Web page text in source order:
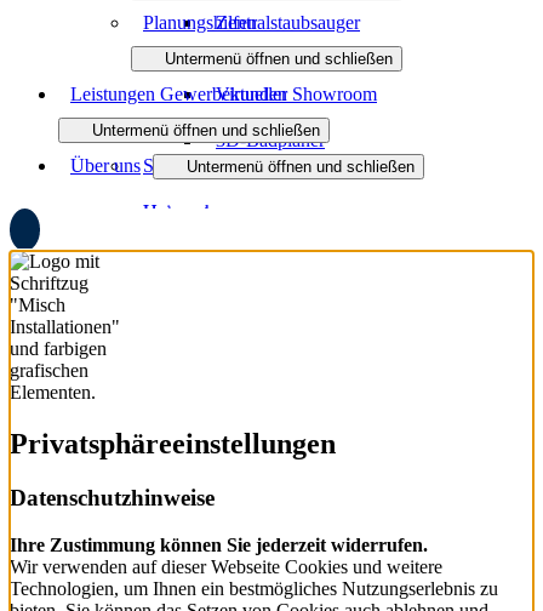
Zentralstaubsauger
Planungshilfen
Untermenü öffnen und schließen
Virtueller Showroom
3D-Badplaner
Leistungen Gewerbekunden
Untermenü öffnen und schließen
Sanitäranlagen
Heizsysteme
Regenerative Energien
Über uns Untermenü öffnen und schließen
Unternehmen
Jobs
Downloads
Privatsphäre­einstellungen
Datenschutzhinweise
Ihre Zustimmung können Sie jederzeit widerrufen.
Wir verwenden auf dieser Webseite Cookies und weitere
Technologien, um Ihnen ein bestmögliches Nutzungserlebnis zu